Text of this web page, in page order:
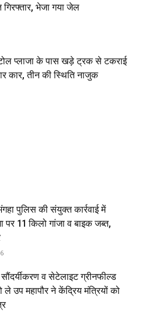
भेजा गया जेल
प्लाजा के पास खड़े ट्रक से टकराई
कार, तीन की स्थिति नाजुक
पुलिस की संयुक्त कार्रवाई में
पर 11 किलो गांजा व बाइक जब्त,
व सेटेलाइट ग्रीनफील्ड
ले उप महापौर ने केंद्रिय मंत्रियों को